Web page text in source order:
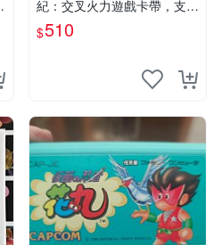
紀：交叉火力遊戲卡帶，支援
3DS輕鬆遊玩。 世紀機甲 機
動武裝 可用卡帶
$510